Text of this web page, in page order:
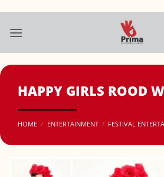
inhoud
HAPPY GIRLS ROOD
HOME / ENTERTAINMENT / FESTIVAL